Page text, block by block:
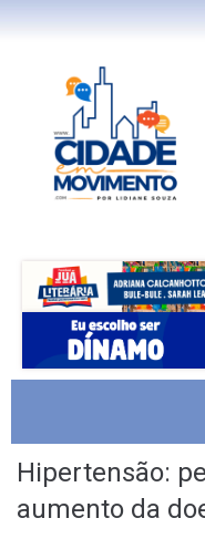
Hipertensão:
aumento da